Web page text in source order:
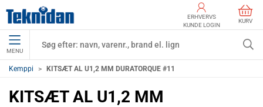
ERHVERVS
KUNDE LOGIN
KURV
MENU
Kemppi KITSÆT AL U1,2 MM DURATORQUE #11
KITSÆT AL U1,2 MM